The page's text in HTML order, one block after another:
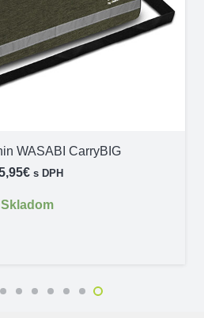
WASABI CarryBIG
€ s DPH
Skladom